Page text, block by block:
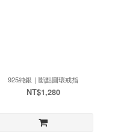
925純銀｜斷點圓環戒指
NT$1,280